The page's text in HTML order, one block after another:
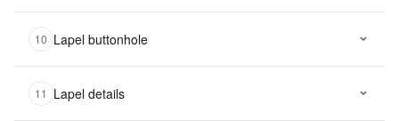
10 Lapel buttonhole
11 Lapel details